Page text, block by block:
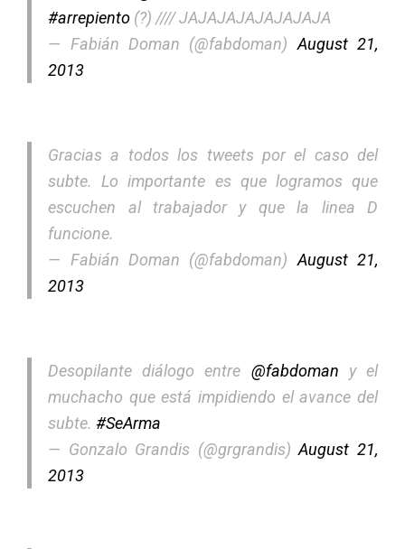
#arrepiento (?) //// JAJAJAJAJAJAJAJA
— Fabián Doman (@fabdoman) August 21,
2013
Gracias a todos los tweets por el caso del
subte. Lo importante es que logramos que
escuchen al trabajador y que la linea D
funcione.
— Fabián Doman (@fabdoman) August 21,
2013
Desopilante diálogo entre @fabdoman y el
muchacho que está impidiendo el avance del
subte.#SeArma
— Gonzalo Grandis (@grgrandis)August 21,
2013